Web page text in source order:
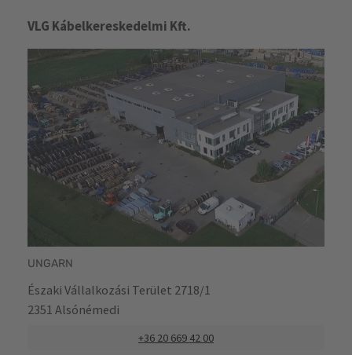
VLG Kábelkereskedelmi Kft.
UNGARN
Északi Vállalkozási Terület 2718/1
2351 Alsónémedi
+36 20 669 42 00